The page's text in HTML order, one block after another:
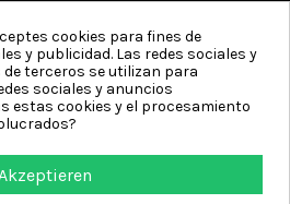
cookies para fines de
y publicidad. Las redes sociales y
terceros se utilizan para
sociales y anuncios
estas cookies y el procesamiento
Akzeptieren